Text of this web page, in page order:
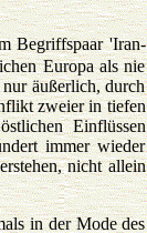
Begriffspaar 'Iran-
Europa als nie
äußerlich, durch
zweier in tiefen
Einflüssen
immer wieder
nicht allein
in der Mode des